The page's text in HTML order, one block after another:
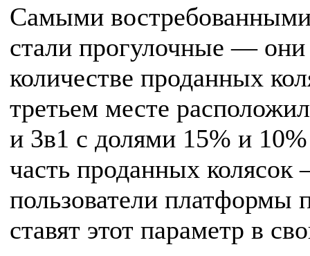
Самыми
стали прогулочные —
количестве проданных
третьем месте
и 3в1 с долями 15% и
часть проданных
пользователи платформы
ставят этот параметр в